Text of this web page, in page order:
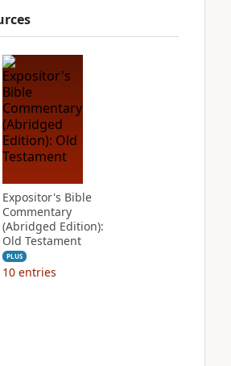
Expositor's Bible
Commentary
(Abridged Edition):
Old Testament
PLUS
10 entries